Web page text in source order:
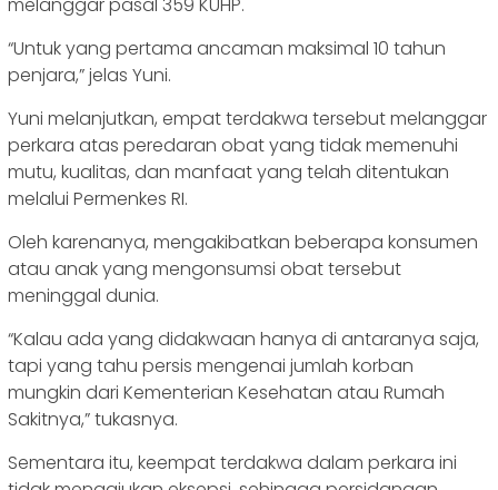
“Untuk yang pertama ancaman maksimal 10 tahun
penjara,” jelas Yuni.
Yuni melanjutkan, empat terdakwa tersebut melanggar
perkara atas peredaran obat yang tidak memenuhi
mutu, kualitas, dan manfaat yang telah ditentukan
melalui Permenkes RI.
Oleh karenanya, mengakibatkan beberapa konsumen
atau anak yang mengonsumsi obat tersebut
meninggal dunia.
“Kalau ada yang didakwaan hanya di antaranya saja,
tapi yang tahu persis mengenai jumlah korban
mungkin dari Kementerian Kesehatan atau Rumah
Sakitnya,” tukasnya.
Sementara itu, keempat terdakwa dalam perkara ini